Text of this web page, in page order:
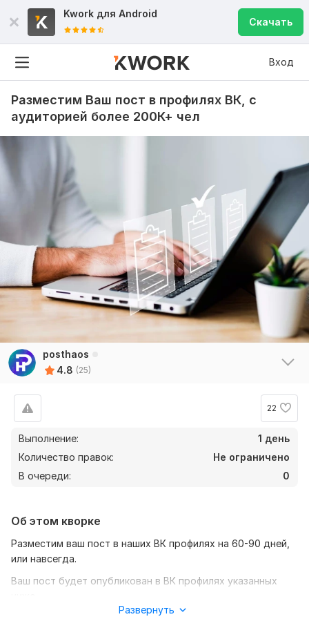
Kwork для Android
Скачать
Вход
Разместим Ваш пост в профилях ВК, с
аудиторией более 200К+ чел
posthaos
4.8 (25)
22
Выполнение:
1 день
Количество правок:
Не ограничено
В очереди:
0
Об этом кворке
Разместим ваш пост в наших ВК профилях на 60-90 дней,
или навсегда.
Ваш пост будет опубликован в ВК профилях указанных
Развернуть
Скорость
5
5